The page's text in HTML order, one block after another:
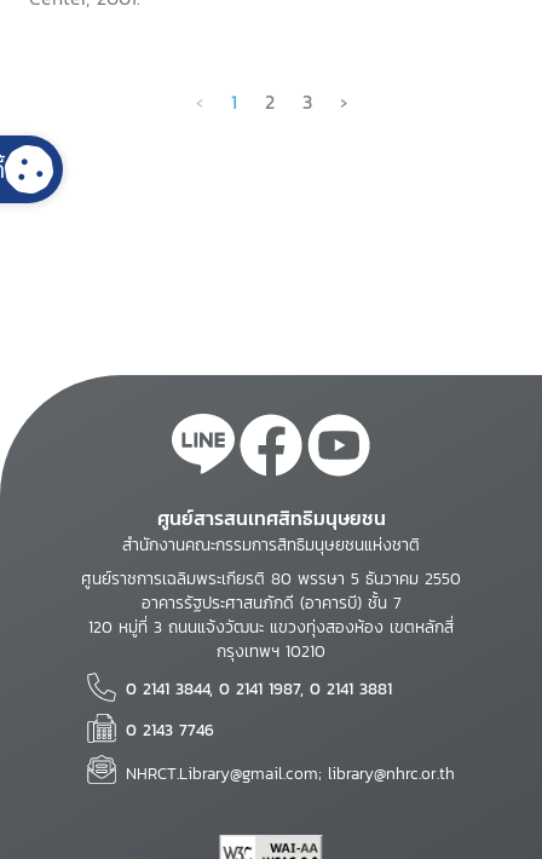
‹ 1 2 3 ›
ศูนย์สารสนเทศสิทธิมนุษยชน
สำนักงานคณะกรรมการสิทธิมนุษยชนแห่งชาติ
ศูนย์ราชการเฉลิมพระเกียรติ 80 พรรษา 5 ธันวาคม 2550
อาคารรัฐประศาสนภักดี (อาคารบี) ชั้น 7
120 หมู่ที่ 3 ถนนแจ้งวัฒนะ แขวงทุ่งสองห้อง เขตหลักสี่
กรุงเทพฯ 10210
0 2141 3844, 0 2141 1987, 0 2141 3881
0 2143 7746
NHRCT.Library@gmail.com; library@nhrc.or.th